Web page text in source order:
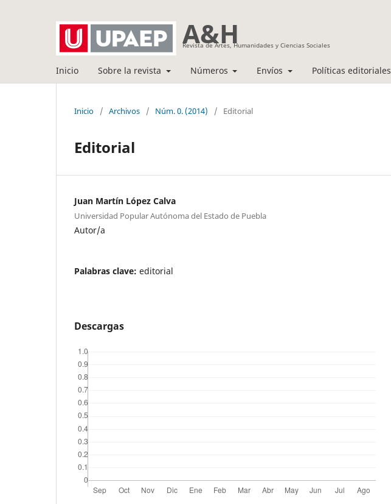
A&H
Revista de Artes, Humanidades y Ciencias Sociales
Inicio Sobre la revista Números Envíos Políticas editoriales
Inicio / Archivos / Núm. 0. (2014) / Editorial
Editorial
Juan Martín López Calva
Universidad Popular Autónoma del Estado de Puebla
Autor/a
Palabras clave: editorial
Descargas